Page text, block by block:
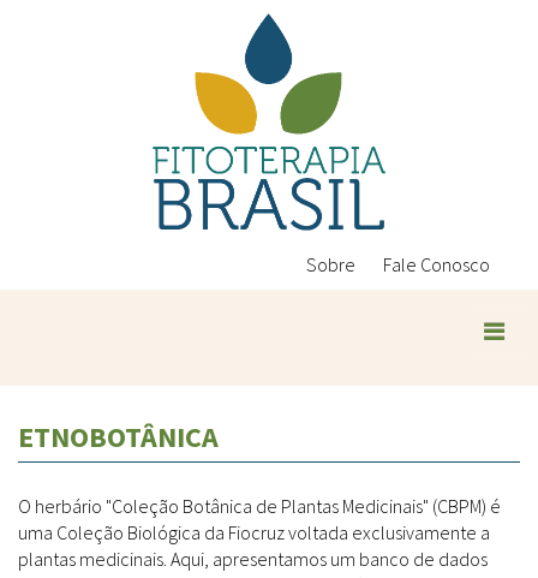
Sobre Fale Conosco
ETNOBOTÂNICA
O herbário "Coleção Botânica de Plantas Medicinais" (CBPM) é
uma Coleção Biológica da Fiocruz voltada exclusivamente a
plantas medicinais. Aqui, apresentamos um banco de dados